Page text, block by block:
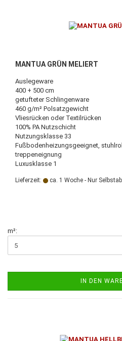
MANTUA GRÜN MELIERT
Auslegeware
400 + 500 cm
getufteter Schlingenware
460 g/m² Polsatzgewicht
Vliesrücken oder Textilrücken
100% PA Nutzschicht
Nutzungsklasse 33
Fußbodenheizungsgeeignet,
treppeneignung
Luxusklasse 1
Lieferzeit: ca. 1 Woche - Nur
m²:
IN DEN